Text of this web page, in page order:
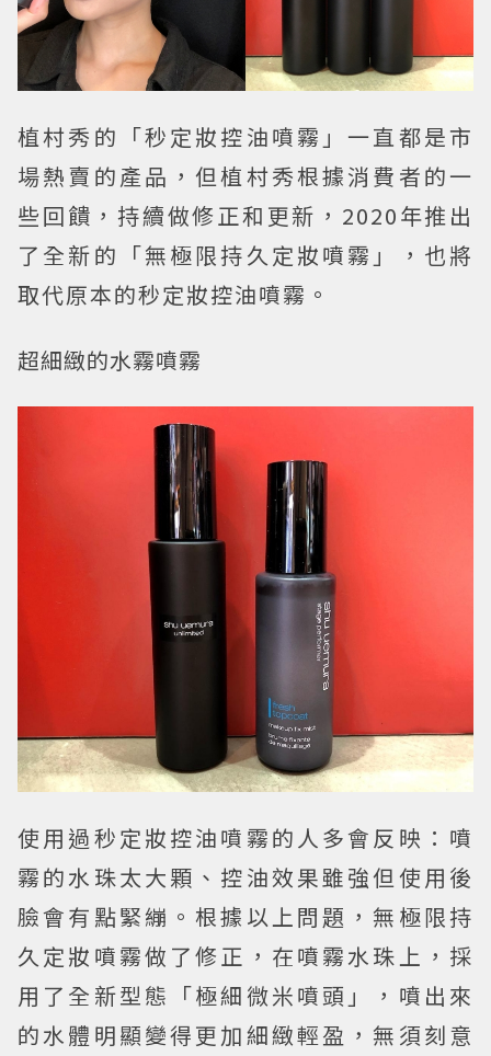
植村秀的「秒定妝控油噴霧」一直都是市
場熱賣的產品，但植村秀根據消費者的一
些回饋，持續做修正和更新，2020年推出
了全新的「無極限持久定妝噴霧」，也將
取代原本的秒定妝控油噴霧。
超細緻的水霧噴霧
使用過秒定妝控油噴霧的人多會反映：噴
霧的水珠太大顆、控油效果雖強但使用後
臉會有點緊繃。根據以上問題，無極限持
久定妝噴霧做了修正，在噴霧水珠上，採
用了全新型態「極細微米噴頭」，噴出來
的水體明顯變得更加細緻輕盈，無須刻意